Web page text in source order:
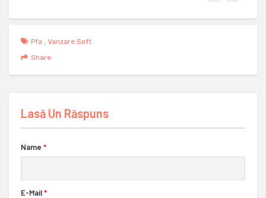
Pfa , Vanzare Soft
Share
Lasă Un Răspuns
Name *
E-Mail*